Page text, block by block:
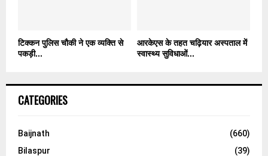
टिक्कन पुलिस चौकी ने एक व्यक्ति से
पकड़ी...
आरकेएस के तहत चढ़ियार अस्पताल में
स्वास्थ्य सुविधाओं...
CATEGORIES
Baijnath
(660)
Bilaspur
(39)